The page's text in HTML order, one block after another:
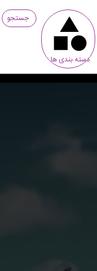
دسته بندی ها
جستجو